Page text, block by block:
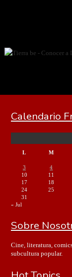
Calendario
L M
3
4
10
11
17
18
24
25
31
« Jul
Sobre
Cine, literatura,
subcultura popular.